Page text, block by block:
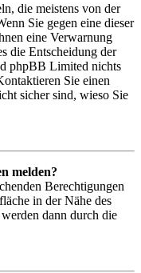
die meistens von der
Sie gegen eine dieser
eine Verwarnung
die Entscheidung der
phpBB Limited nichts
Sie einen
sicher sind, wieso Sie
melden?
Berechtigungen
in der Nähe des
dann durch die